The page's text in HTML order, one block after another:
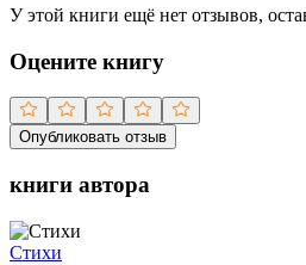
У этой книги ещё нет отзывов,
Оцените книгу
Опубликовать отзыв
книги автора
Стихи